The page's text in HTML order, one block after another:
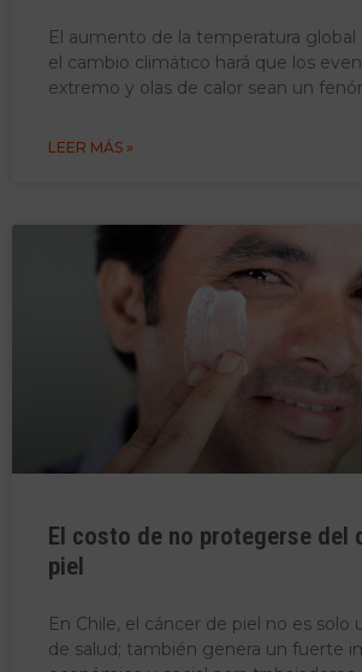
El aumento de la temperatura global
el cambio climático hará que los
extremo y olas de calor sean un
LEER MÁS »
El costo de no protegerse del
piel
En Chile, el cáncer de piel no es solo
de salud; también genera un fuerte